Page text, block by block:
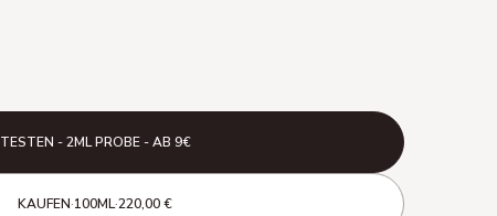
TESTEN - 2ML PROBE - AB 9€
KAUFEN·100ML·220,00 €